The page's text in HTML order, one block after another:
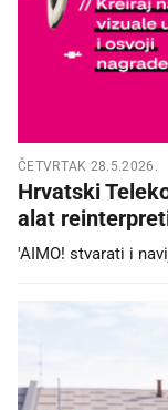
ČETVRTAK 28.5.2026.
Hrvatski
alat
'AIMO! stvarati i